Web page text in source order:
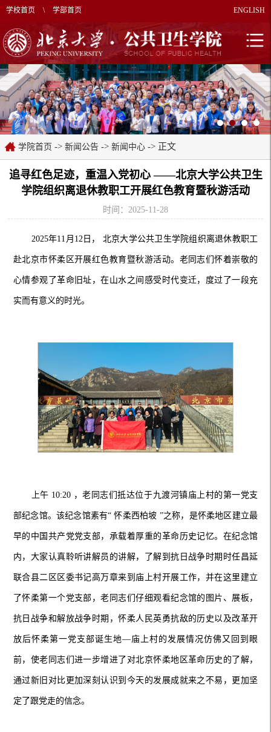
学校首页 \ 学部首页 ENGLISH
学院首页 -> 新闻公告 -> 新闻中心 -> 正文
追寻红色足迹，重温入党初心 ——北京大学公共卫生
学院组织离退休教职工开展红色教育暨秋游活动
时间：2025-11-28
2025年11月12日， 北京大学公共卫生学院组织离退休教职工
赴北京市怀柔区开展红色教育暨秋游活动。老同志们怀着崇敬的
心情参观了革命旧址，在山水之间感受时代变迁，度过了一段充
实而有意义的时光。
上午 10:20 ，老同志们抵达位于九渡河镇庙上村的第一党支
部纪念馆。该纪念馆素有“ 怀柔西柏坡 ”之称，是怀柔地区建立最
早的中国共产党党支部，承载着厚重的革命历史记忆。在纪念馆
内，大家认真聆听讲解员的讲解，了解到抗日战争时期时任昌延
联合县二区区委书记高万章来到庙上村开展工作，并在这里建立
了怀柔第一个党支部，老同志们仔细观看纪念馆的图片、展板，
抗日战争和解放战争时期，怀柔人民英勇抗敌的历史以及改革开
放后怀柔第一党支部诞生地—庙上村的发展情况仿佛又回到眼
前，使老同志们进一步增进了对北京怀柔地区革命历史的了解，
通过新旧对比更加深刻认识到今天的发展成就来之不易，更加坚
定了跟党走的信念。